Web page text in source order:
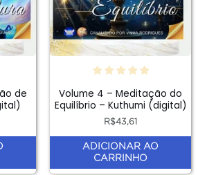
de
Volume 4 – Meditação do
Equilíbrio – Kuthumi (digital)
R$43,61
ADICIONAR AO
CARRINHO